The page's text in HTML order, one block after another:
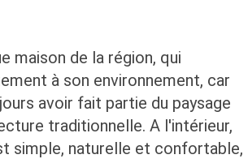
maison de la région, qui
à son environnement, car
avoir fait partie du paysage
traditionnelle. A l'intérieur,
simple, naturelle et confortable,